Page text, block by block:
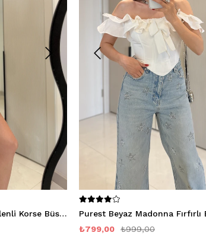
Nastya Denim Puantiyeli Balenli Korse Büstiyer
Purest Beyaz Madonna Fırfırlı
₺799,00
₺999,00